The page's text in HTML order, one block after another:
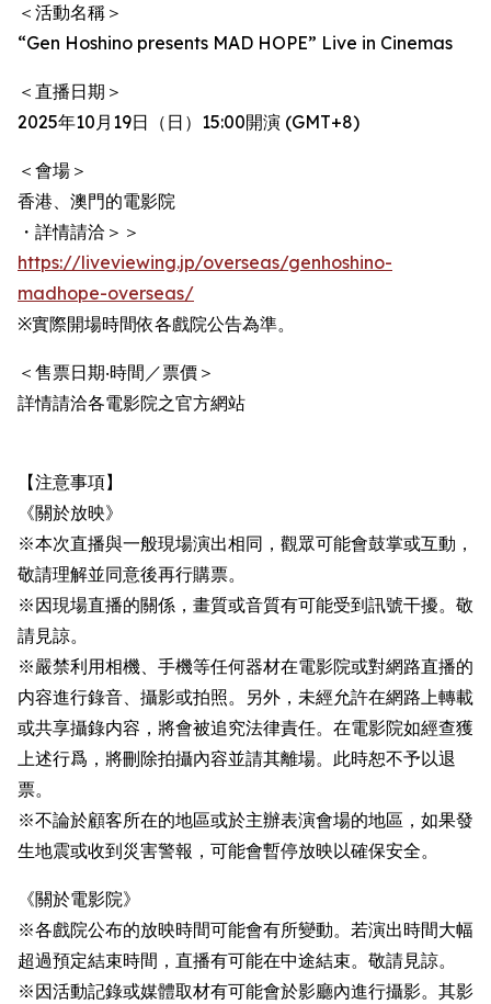
＜活動名稱＞
“Gen Hoshino presents MAD HOPE” Live in Cinemas
＜直播日期＞
2025年10月19日（日）15:00開演 (GMT+8)
＜會場＞
香港、澳門的電影院
・詳情請洽＞＞
https://liveviewing.jp/overseas/genhoshino-
madhope-overseas/
※實際開場時間依各戲院公告為準。
＜售票日期‧時間／票價＞
詳情請洽各電影院之官方網站
【注意事項】
《關於放映》
※本次直播與一般現場演出相同，觀眾可能會鼓掌或互動，
敬請理解並同意後再行購票。
※因現場直播的關係，畫質或音質有可能受到訊號干擾。敬
請見諒。
※嚴禁利用相機、手機等任何器材在電影院或對網路直播的
内容進行錄音、攝影或拍照。另外，未經允許在網路上轉載
或共享攝錄内容，將會被追究法律責任。在電影院如經查獲
上述行爲，將刪除拍攝內容並請其離場。此時恕不予以退
票。
※不論於顧客所在的地區或於主辦表演會場的地區，如果發
生地震或收到災害警報，可能會暫停放映以確保安全。
《關於電影院》
※各戲院公布的放映時間可能會有所變動。若演出時間大幅
超過預定結束時間，直播有可能在中途結束。敬請見諒。
※因活動記錄或媒體取材有可能會於影廳內進行攝影。其影